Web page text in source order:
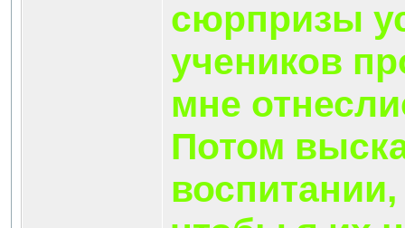
сюрпризы
учеников
мне
Потом